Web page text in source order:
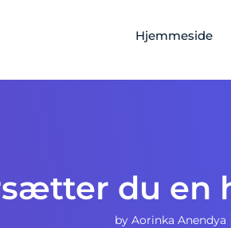
Hjemmeside
du en
by Aorinka Anendya